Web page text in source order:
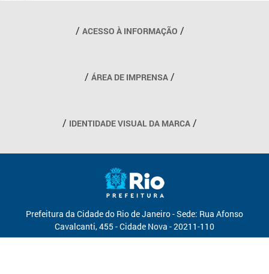
Outros links
ACESSO À INFORMAÇÃO
ÁREA DE IMPRENSA
IDENTIDADE VISUAL DA MARCA
Prefeitura da Cidade do Rio de Janeiro - Sede: Rua Afonso
Cavalcanti, 455 - Cidade Nova - 20211-110